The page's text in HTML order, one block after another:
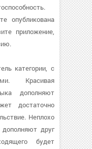
опубликована
приложение,
категории, с
Красивая
дополняют
достаточно
Неплохо
друг
будет